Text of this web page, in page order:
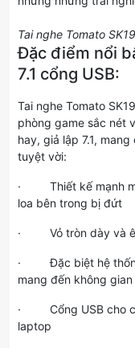
Tai nghe Tomato
Đặc điểm nổi
7.1 cổng USB:
Tai nghe Tomato
phòng game sắc nét
hay, giả lập 7.1,
tuyệt vời:
· Thiết kế mạnh
loa bên trong bị đứt
· Vỏ tròn dày và
· Đặc biệt hệ thống
mang đến không
· Cổng USB cho cả
laptop